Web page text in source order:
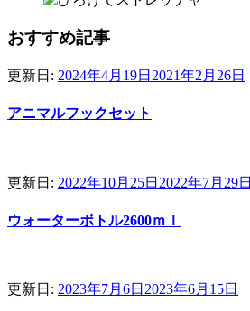
おすすめ記事
更新日: 2024年4月19日 2021年2月26日
アニマルフックセット
更新日: 2022年10月25日 2022年7月29日
ウォーターボトル2600ｍｌ
更新日: 2023年7月6日 2023年6月15日